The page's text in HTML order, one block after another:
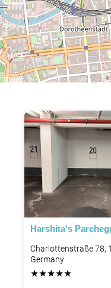
P
Harshita's
Charlottenstraße 78,
Germany
★★★★★